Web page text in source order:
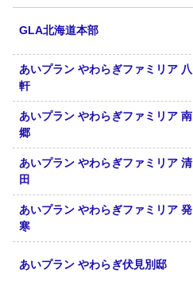
GLA北海道本部
あいプラン やわらぎファミリア 八
軒
あいプラン やわらぎファミリア 南
郷
あいプラン やわらぎファミリア 清
田
あいプラン やわらぎファミリア 発
寒
あいプラン やわらぎ伏見別邸